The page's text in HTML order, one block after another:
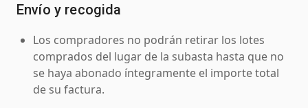
Envío y recogida
Los compradores no podrán retirar los lotes
comprados del lugar de la subasta hasta que no
se haya abonado íntegramente el importe total
de su factura.